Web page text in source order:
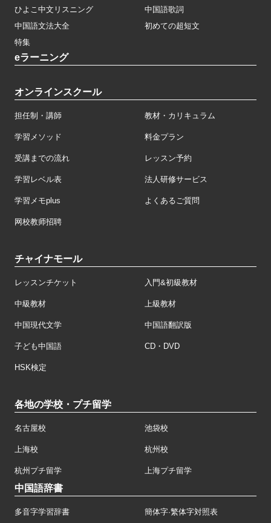
ひよこ中文リスニング
中国語歌詞
中国語文法大全
初めての超短文
特集
eラーニング
オンラインスクール
担任制・講師 教材・カリキュラム
学習メソッド 料金プラン
受講までの流れ レッスン予約
学習レベル表 法人研修サービス
学習メモplus よくあるご質問
网校教师招聘
チャイナモール
レッスンチケット 入門&初級教材
中級教材 上級教材
中国現代文学 中国語翻訳版
子ども中国語 CD・DVD
HSK検定
各地の学校・プチ留学
名古屋校 池袋校
上海校 杭州校
杭州プチ留学 上海プチ留学
中国語辞書
多音字学習辞書 簡体字·繁体字対照表